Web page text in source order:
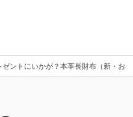
ゼントにいかが？本革長財布（新・お